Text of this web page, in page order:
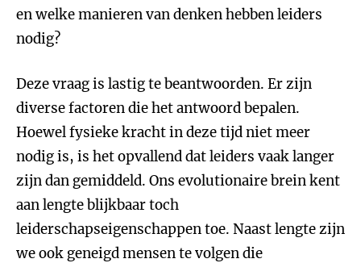
en welke manieren van denken hebben leiders
nodig?
Deze vraag is lastig te beantwoorden. Er zijn
diverse factoren die het antwoord bepalen.
Hoewel fysieke kracht in deze tijd niet meer
nodig is, is het opvallend dat leiders vaak langer
zijn dan gemiddeld. Ons evolutionaire brein kent
aan lengte blijkbaar toch
leiderschapseigenschappen toe. Naast lengte zijn
we ook geneigd mensen te volgen die